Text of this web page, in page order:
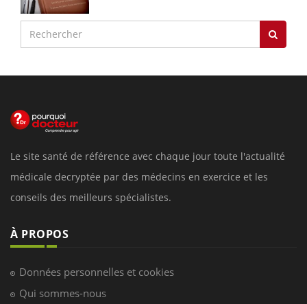
Le site santé de référence avec chaque jour toute l'actualité
médicale decryptée par des médecins en exercice et les
conseils des meilleurs spécialistes.
À PROPOS
Données personnelles et cookies
Qui sommes-nous